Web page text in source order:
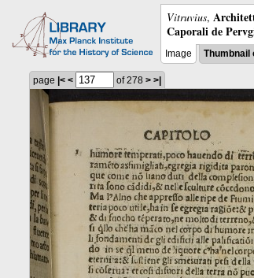
Vitruvius,
Caporali de
Image Thumbnail
page |< < of 278 > >|